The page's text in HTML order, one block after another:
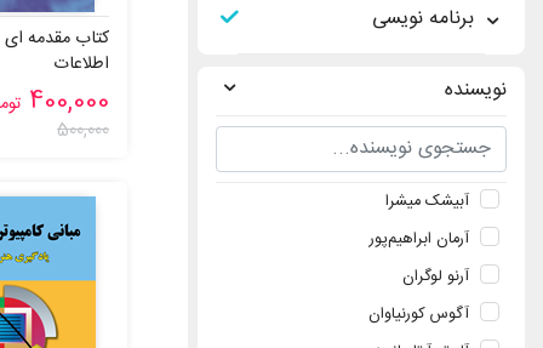
برنامه نویسی
نویسنده
آبيشک ميشرا
آرمان ابراهيم‌پور
آرنو لوگران
آگوس کورنياوان
کتاب مقدمه
اطلاعات
400,000
500,000